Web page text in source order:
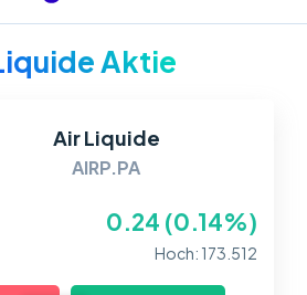
Aktie
Air Liquide
AIRP.PA
0.24 (0.14%)
Hoch: 173.512